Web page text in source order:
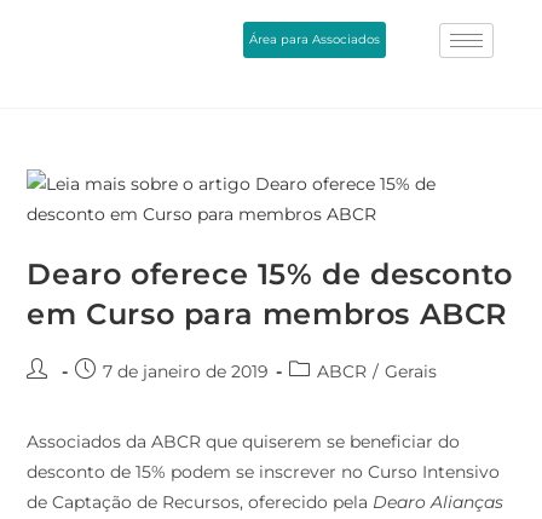
Área para Associados
Dearo oferece 15% de desconto
em Curso para membros ABCR
7 de janeiro de 2019 ABCR / Gerais
Associados da ABCR que quiserem se beneficiar do
desconto de 15% podem se inscrever no Curso Intensivo
de Captação de Recursos, oferecido pela Dearo Alianças